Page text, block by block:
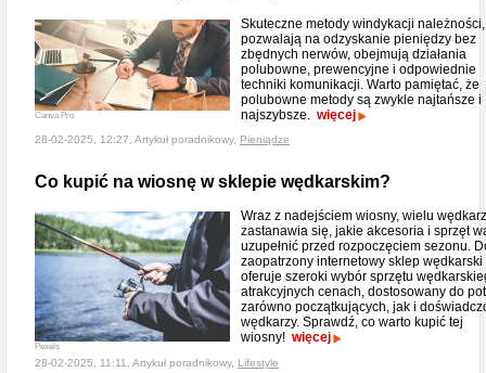
Canva Pro
Skuteczne metody windykacji
pozwalają na odzyskanie pieniędzy bez
zbędnych nerwów, obejmują działania
polubowne, prewencyjne i odpowiednie
techniki komunikacji. Warto pamiętać, że
polubowne metody są zwykle najtańsze i
najszybsze. więcej
28-02-2025, 12:27, Artykuł poradnikowy, Pieniądze
Co kupić na wiosnę w sklepie wędkarskim?
Pexels
Wraz z nadejściem wiosny, wielu
zastanawia się, jakie akcesoria i sprzęt
uzupełnić przed rozpoczęciem sezonu.
zaopatrzony internetowy sklep wędkarski
oferuje szeroki wybór sprzętu
atrakcyjnych cenach, dostosowany do
zarówno początkujących, jak i
wędkarzy. Sprawdź, co warto kupić tej
wiosny! więcej
28-02-2025, 11:11, Artykuł poradnikowy, Lifestyle